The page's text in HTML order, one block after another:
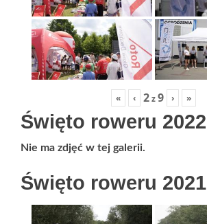
« ‹ 2z9 › »
Święto roweru 2022
Nie ma zdjęć w tej galerii.
Święto roweru 2021